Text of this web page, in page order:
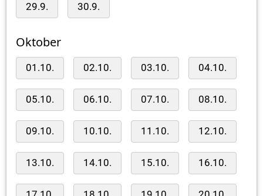
29.9. 30.9.
Oktober
01.10. 02.10. 03.10. 04.10.
05.10. 06.10. 07.10. 08.10.
09.10. 10.10. 11.10. 12.10.
13.10. 14.10. 15.10. 16.10.